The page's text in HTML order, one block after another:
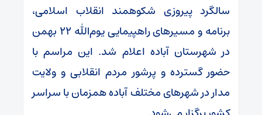
سالگرد پیروزی شکوهمند انقلاب اسلامی،
برنامه و مسیرهای راهپیمایی یوم‌الله ۲۲ بهمن
در شهرستان آباده اعلام شد. این مراسم با
حضور گسترده و پرشور مردم انقلابی و ولایت
مدار در شهرهای مختلف آباده همزمان با سراسر